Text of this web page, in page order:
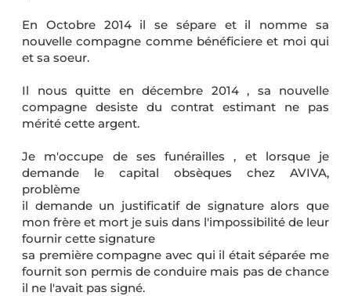
En Octobre 2014 il se sépare et il nomme sa
nouvelle compagne comme bénéficiere et moi qui
et sa soeur.
Il nous quitte en décembre 2014 , sa nouvelle
compagne desiste du contrat estimant ne pas
mérité cette argent.
Je m'occupe de ses funérailles , et lorsque je
demande le capital obsèques chez AVIVA,
problème
il demande un justificatif de signature alors que
mon frère et mort je suis dans l'impossibilité de leur
fournir cette signature
sa première compagne avec qui il était séparée me
fournit son permis de conduire mais pas de chance
il ne l'avait pas signé.